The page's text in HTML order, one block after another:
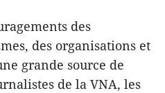
des
des organisations et
grande source de
de la VNA, les